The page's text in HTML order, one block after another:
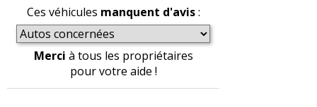
Ces véhicules manquent d'avis:
Merci à tous les propriétaires
pour votre aide !